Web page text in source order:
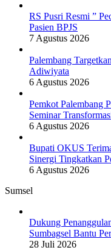
RS Pusri Resmi ”
Pasien BPJS
7 Agustus 2026
Palembang
Adiwiyata
6 Agustus 2026
Pemkot Palembang
Seminar
6 Agustus 2026
Bupati OKUS
Sinergi Tingkatkan
6 Agustus 2026
Sumsel
Dukung
Sumbagsel Bantu
28 Juli 2026